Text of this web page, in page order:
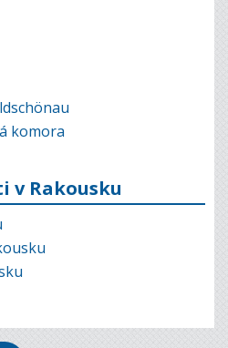
komora
v Rakousku